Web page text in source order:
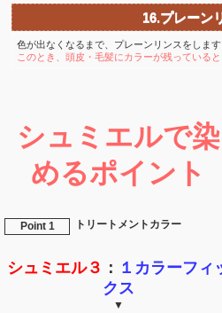
16.プレーン
色が出なくなるまで、プレーンリンスをします
このとき、頭皮・毛髪にカラーが残っている
シュミエルで染
めるポイント
Point 1 トリートメントカラー
シュミエル３ ： １カラーフィ
クス
▼